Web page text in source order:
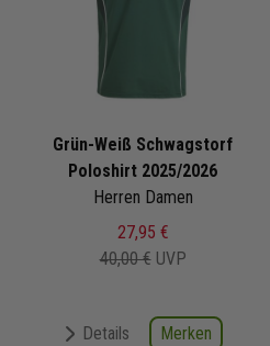
Grün-Weiß Schwagstorf
Poloshirt 2025/2026
Herren Damen
27,95 €
40,00 € UVP
Details Merken